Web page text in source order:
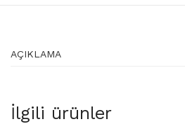
AÇIKLAMA
İlgili ürünler